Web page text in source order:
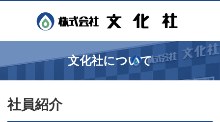
文化社について
社員紹介